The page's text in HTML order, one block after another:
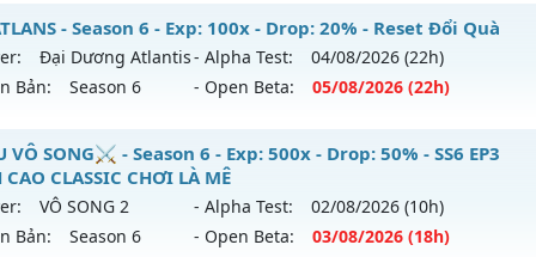
Non Reset
Mu Nguyên bản Webzen
ĐỊA MU SS6.15 - PHIÊN BẢN CUSTOM SS6.15
mới ra tháng 08 2026 - Mở máy chủHỘI TỤvào 10h ngày
reset: Reset In Game
loại: Mu Custom thêm đồ mới
SPK
- Season 6 - Exp: 100x - Drop: 20% - Reset Đổi Quà
Đại Dương Atlantis- Alpha Test: 04/08/2026 (22h)
Bản:
Season 6 - Open Beta: 05/08/2026 (22h)
ATLANS - Reset Đổi Quà
mới ra tháng 08 2026 - Mở máy chủĐại Dương Atlantis
2626
SONG⚔️ - Season 6 - Exp: 500x - Drop: 50% - SS6 EP3
CLASSIC CHƠI LÀ MÊ
VÔ SONG 2 - Alpha Test: 02/08/2026 (10h)
Bản:
Season 6 - Open Beta: 03/08/2026 (18h)